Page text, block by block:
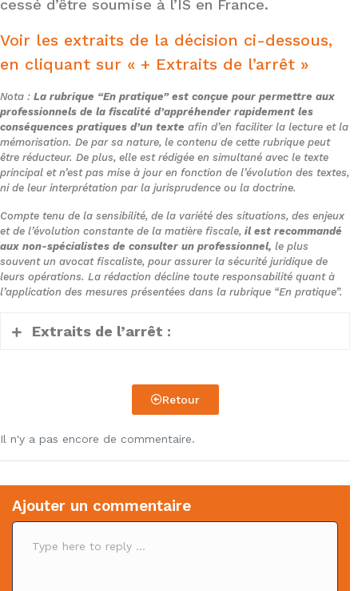
cessé d’être soumise à l’IS en France.
Voir les extraits de la décision ci-dessous,
en cliquant sur « + Extraits de l’arrêt »
Nota : La rubrique “En pratique” est conçue pour permettre aux
professionnels de la fiscalité d’appréhender rapidement les
conséquences pratiques d’un texte afin d’en faciliter la lecture et la
mémorisation. De par sa nature, le contenu de cette rubrique peut
être réducteur. De plus, elle est rédigée en simultané avec le texte
principal et n’est pas mise à jour en fonction de l’évolution des textes,
ni de leur interprétation par la jurisprudence ou la doctrine.
Compte tenu de la sensibilité, de la variété des situations, des enjeux
et de l’évolution constante de la matière fiscale, il est recommandé
aux non-spécialistes de consulter un professionnel, le plus
souvent un avocat fiscaliste, pour assurer la sécurité juridique de
leurs opérations. La rédaction décline toute responsabilité quant à
l’application des mesures présentées dans la rubrique “En pratique”.
Extraits de l’arrêt :
« (…)1. Il ressort des pièces du dossier
soumis aux juges du fond que la société
une activité de conseil et de gestion au
adopté lors de ses assemblées générales
extraordinaires des 28 novembre et 20
transfert de son siège social au
Retour
Il n'y a pas encore de commentaire.
Ajouter un commentaire
C